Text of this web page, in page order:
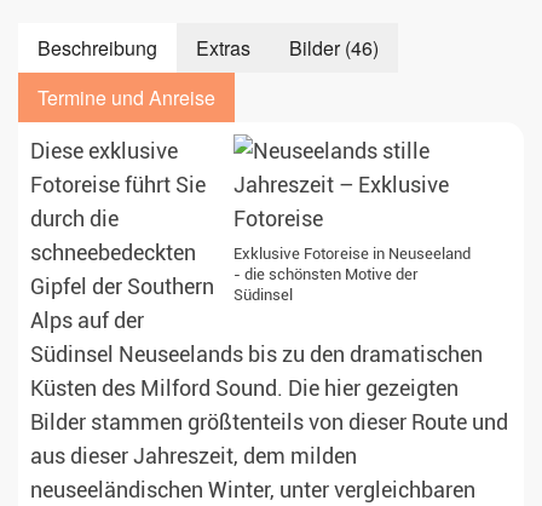
Beschreibung Extras
Bilder (46)
Termine und Anreise
Exklusive Fotoreise in Neuseeland
- die schönsten Motive der
Südinsel
Diese exklusive
Fotoreise führt Sie
durch die
schneebedeckten
Gipfel der Southern
Alps auf der
Südinsel Neuseelands bis zu den dramatischen
Küsten des Milford Sound. Die hier gezeigten
Bilder stammen größtenteils von dieser Route und
aus dieser Jahreszeit, dem milden
neuseeländischen Winter, unter vergleichbaren